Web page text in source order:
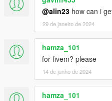
@alin23 how can i
29 de janeiro de 2024
hamza_101
for fivem? please
14 de junho de 2024
hamza_101